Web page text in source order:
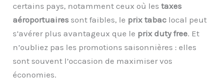
certains pays, notamment ceux où lestaxes
aéroportuaires sont faibles, le prix tabac local peut
s’avérer plus avantageux que le prix duty free. Et
n’oubliez pas les promotions saisonnières : elles
sont souvent l’occasion de maximiser vos
économies.